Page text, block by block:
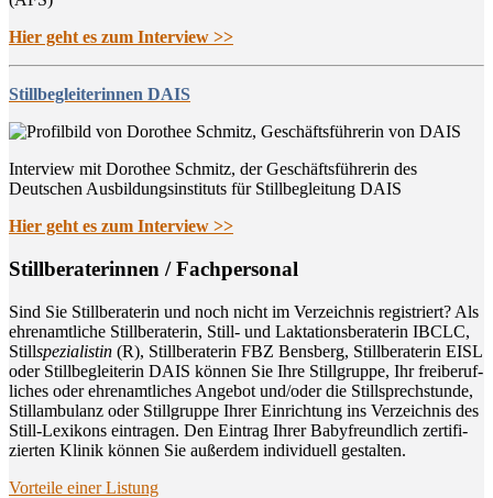
Hier geht es zum Interview >>
Stillbegleiterinnen DAIS
Interview mit Dorothee Schmitz, der Geschäftsführerin des
Deutschen Ausbildungsinstituts für Stillbegleitung DAIS
Hier geht es zum Interview >>
Still­be­ra­te­rin­nen / Fachpersonal
Sind Sie Still­be­ra­te­rin und noch nicht im Ver­zeich­nis regis­triert? Als
ehren­amt­li­che Still­be­ra­te­rin, Still- und Lak­ta­ti­ons­be­ra­te­rin IBCLC,
Stillspe­zia­lis­tin (R), Still­be­ra­te­rin FBZ Bens­berg, Still­be­ra­te­rin EISL
oder Still­be­glei­te­rin DAIS kön­nen Sie Ihre Still­grup­pe, Ihr frei­be­ruf­
li­ches oder ehren­amt­li­ches Ange­bot und/oder die Still­sprech­stun­de,
Still­am­bu­lanz oder Still­grup­pe Ihrer Ein­rich­tung ins Ver­zeich­nis des
Still-Lexi­kons ein­tra­gen. Den Ein­trag Ihrer Baby­freund­lich zer­ti­fi­
zier­ten Kli­nik kön­nen Sie außer­dem indi­vi­du­ell gestalten.
Vor­tei­le einer Listung